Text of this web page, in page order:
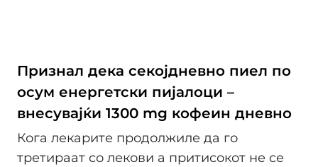
Признал дека секојдневно пиел по
осум енергетски пијалоци –
внесувајќи 1300 mg кофеин дневно
Кога лекарите продолжиле да го
третираат со лекови а притисокот не се